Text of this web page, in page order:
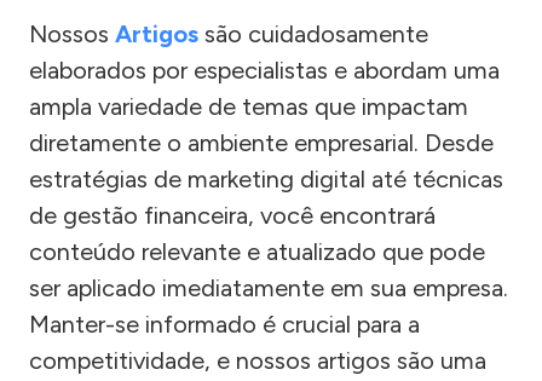
Nossos Artigos são cuidadosamente
elaborados por especialistas e abordam uma
ampla variedade de temas que impactam
diretamente o ambiente empresarial. Desde
estratégias de marketing digital até técnicas
de gestão financeira, você encontrará
conteúdo relevante e atualizado que pode
ser aplicado imediatamente em sua empresa.
Manter-se informado é crucial para a
competitividade, e nossos artigos são uma